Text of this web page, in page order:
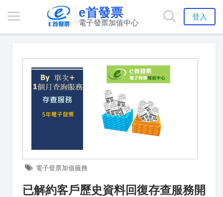
e首發票
電子發票加值中心
登入
電子發票加值服務
已解約客戶歷史資料回復存查服務開